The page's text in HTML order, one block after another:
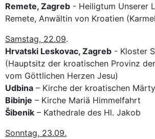
Remete, Zagreb - Heiligtum Unserer
Remete, Anwältin von Kroatien
Samstag, 22.09.
Hrvatski Leskovac, Zagreb - Kloster
(Hauptsitz der kroatischen Provinz
vom Göttlichen Herzen Jesu)
Udbina – Kirche der kroatischen
Bibinje – Kirche Mariä Himmelfahrt
Šibenik – Kathedrale des Hl. Jakob
Sonntag, 23.09.